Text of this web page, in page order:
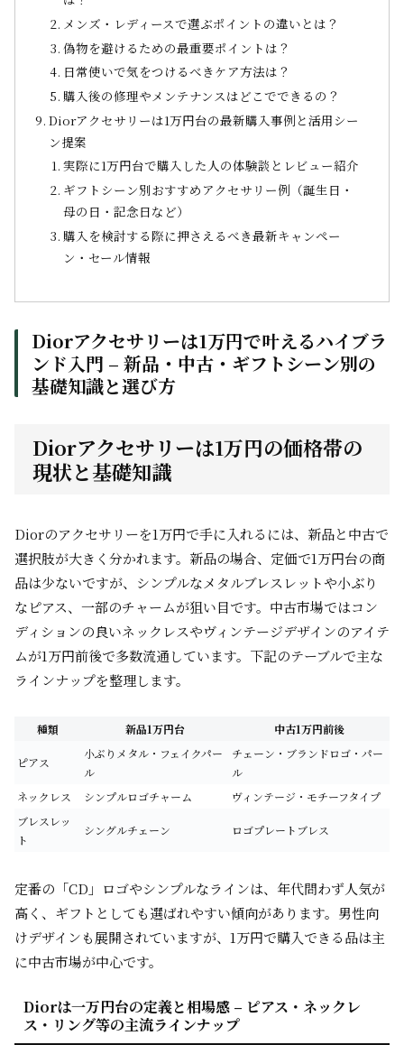
メンズ・レディースで選ぶポイントの違いとは？
偽物を避けるための最重要ポイントは？
日常使いで気をつけるべきケア方法は？
購入後の修理やメンテナンスはどこでできるの？
Diorアクセサリーは1万円台の最新購入事例と活用シー
ン提案
実際に1万円台で購入した人の体験談とレビュー紹介
ギフトシーン別おすすめアクセサリー例（誕生日・
母の日・記念日など）
購入を検討する際に押さえるべき最新キャンペー
ン・セール情報
Diorアクセサリーは1万円で叶えるハイブラ
ンド入門 – 新品・中古・ギフトシーン別の
基礎知識と選び方
Diorアクセサリーは1万円の価格帯の
現状と基礎知識
Diorのアクセサリーを1万円で手に入れるには、新品と中古で
選択肢が大きく分かれます。新品の場合、定価で1万円台の商
品は少ないですが、シンプルなメタルブレスレットや小ぶり
なピアス、一部のチャームが狙い目です。中古市場ではコン
ディションの良いネックレスやヴィンテージデザインのアイテ
ムが1万円前後で多数流通しています。下記のテーブルで主な
ラインナップを整理します。
種類 新品1万円台 中古1万円前後
ピアス
小ぶりメタル・フェイクパー
ル
チェーン・ブランドロゴ・パー
ル
ネックレス
シンプルロゴチャーム
ヴィンテージ・モチーフタイプ
ブレスレッ
ト
シングルチェーン ロゴプレートブレス
定番の「CD」ロゴやシンプルなラインは、年代問わず人気が
高く、ギフトとしても選ばれやすい傾向があります。男性向
けデザインも展開されていますが、1万円で購入できる品は主
に中古市場が中心です。
Diorは一万円台の定義と相場感 – ピアス・ネックレ
ス・リング等の主流ラインナップ